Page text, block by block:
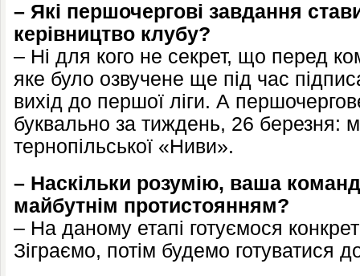
– Які першочергові завдання
керівництво клубу?
– Ні для кого не секрет, що перед
яке було озвучене ще під час
вихід до першої ліги. А
буквально за тиждень, 26 березня:
тернопільської «Ниви».
– Наскільки розумію, ваша
майбутнім протистоянням?
– На даному етапі готуємося
Зіграємо, потім будемо готуватися